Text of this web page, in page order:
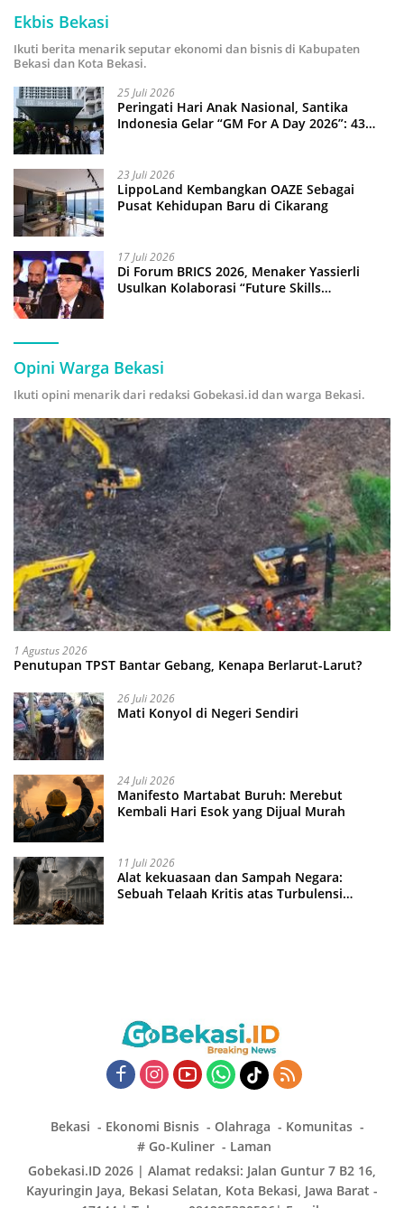
Ekbis Bekasi
Ikuti berita menarik seputar ekonomi dan bisnis di Kabupaten
Bekasi dan Kota Bekasi.
25 Juli 2026
Peringati Hari Anak Nasional, Santika
Indonesia Gelar “GM For A Day 2026”: 43
23 Juli 2026
LippoLand Kembangkan OAZE Sebagai
Pusat Kehidupan Baru di Cikarang
17 Juli 2026
Di Forum BRICS 2026, Menaker Yassierli
Usulkan Kolaborasi “Future Skills
Opini Warga Bekasi
Ikuti opini menarik dari redaksi Gobekasi.id dan warga Bekasi.
1 Agustus 2026
Penutupan TPST Bantar Gebang, Kenapa Berlarut-Larut?
26 Juli 2026
Mati Konyol di Negeri Sendiri
24 Juli 2026
Manifesto Martabat Buruh: Merebut
Kembali Hari Esok yang Dijual Murah
11 Juli 2026
Alat kekuasaan dan Sampah Negara:
Sebuah Telaah Kritis atas Turbulensi
Bekasi Ekonomi Bisnis Olahraga
Komunitas
# Go-Kuliner
Laman
Gobekasi.ID 2026 | Alamat redaksi: Jalan Guntur 7 B2 16,
Kayuringin Jaya, Bekasi Selatan, Kota Bekasi, Jawa Barat -